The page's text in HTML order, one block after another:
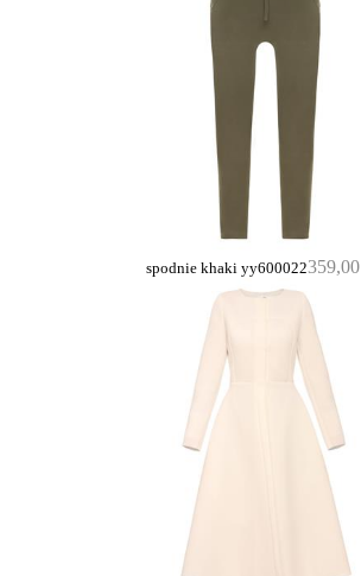
spodnie khaki yy600022359,00